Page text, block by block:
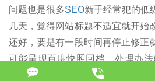
问题也是很多SEO新手经常犯的低
几天，觉得网站标题不适宜就开始
还好，要是有一段时间再停止修正
可能呈现百度快照回档，处理办
把标题拟定好，做好以后不要再停